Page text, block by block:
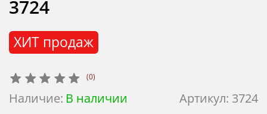
(0)
Артикул: 3724
Наличие: В наличии
ХИТ продаж
3724